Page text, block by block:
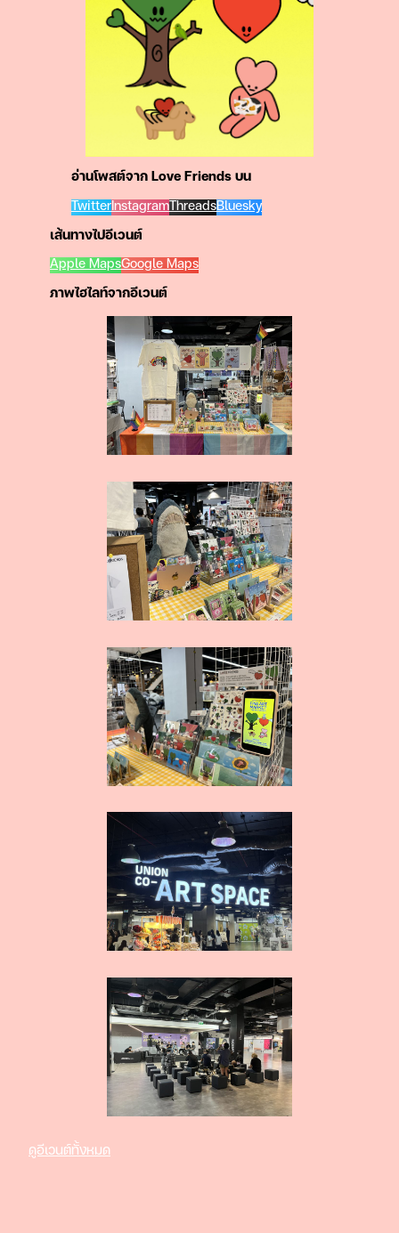
อ่านโพสต์จาก Love Friends บน
Twitter Instagram ThreadsBluesky
เส้นทางไปอีเวนต์
Apple MapsGoogle Maps
ภาพไฮไลท์จากอีเวนต์
ดูอีเวนต์ทั้งหมด